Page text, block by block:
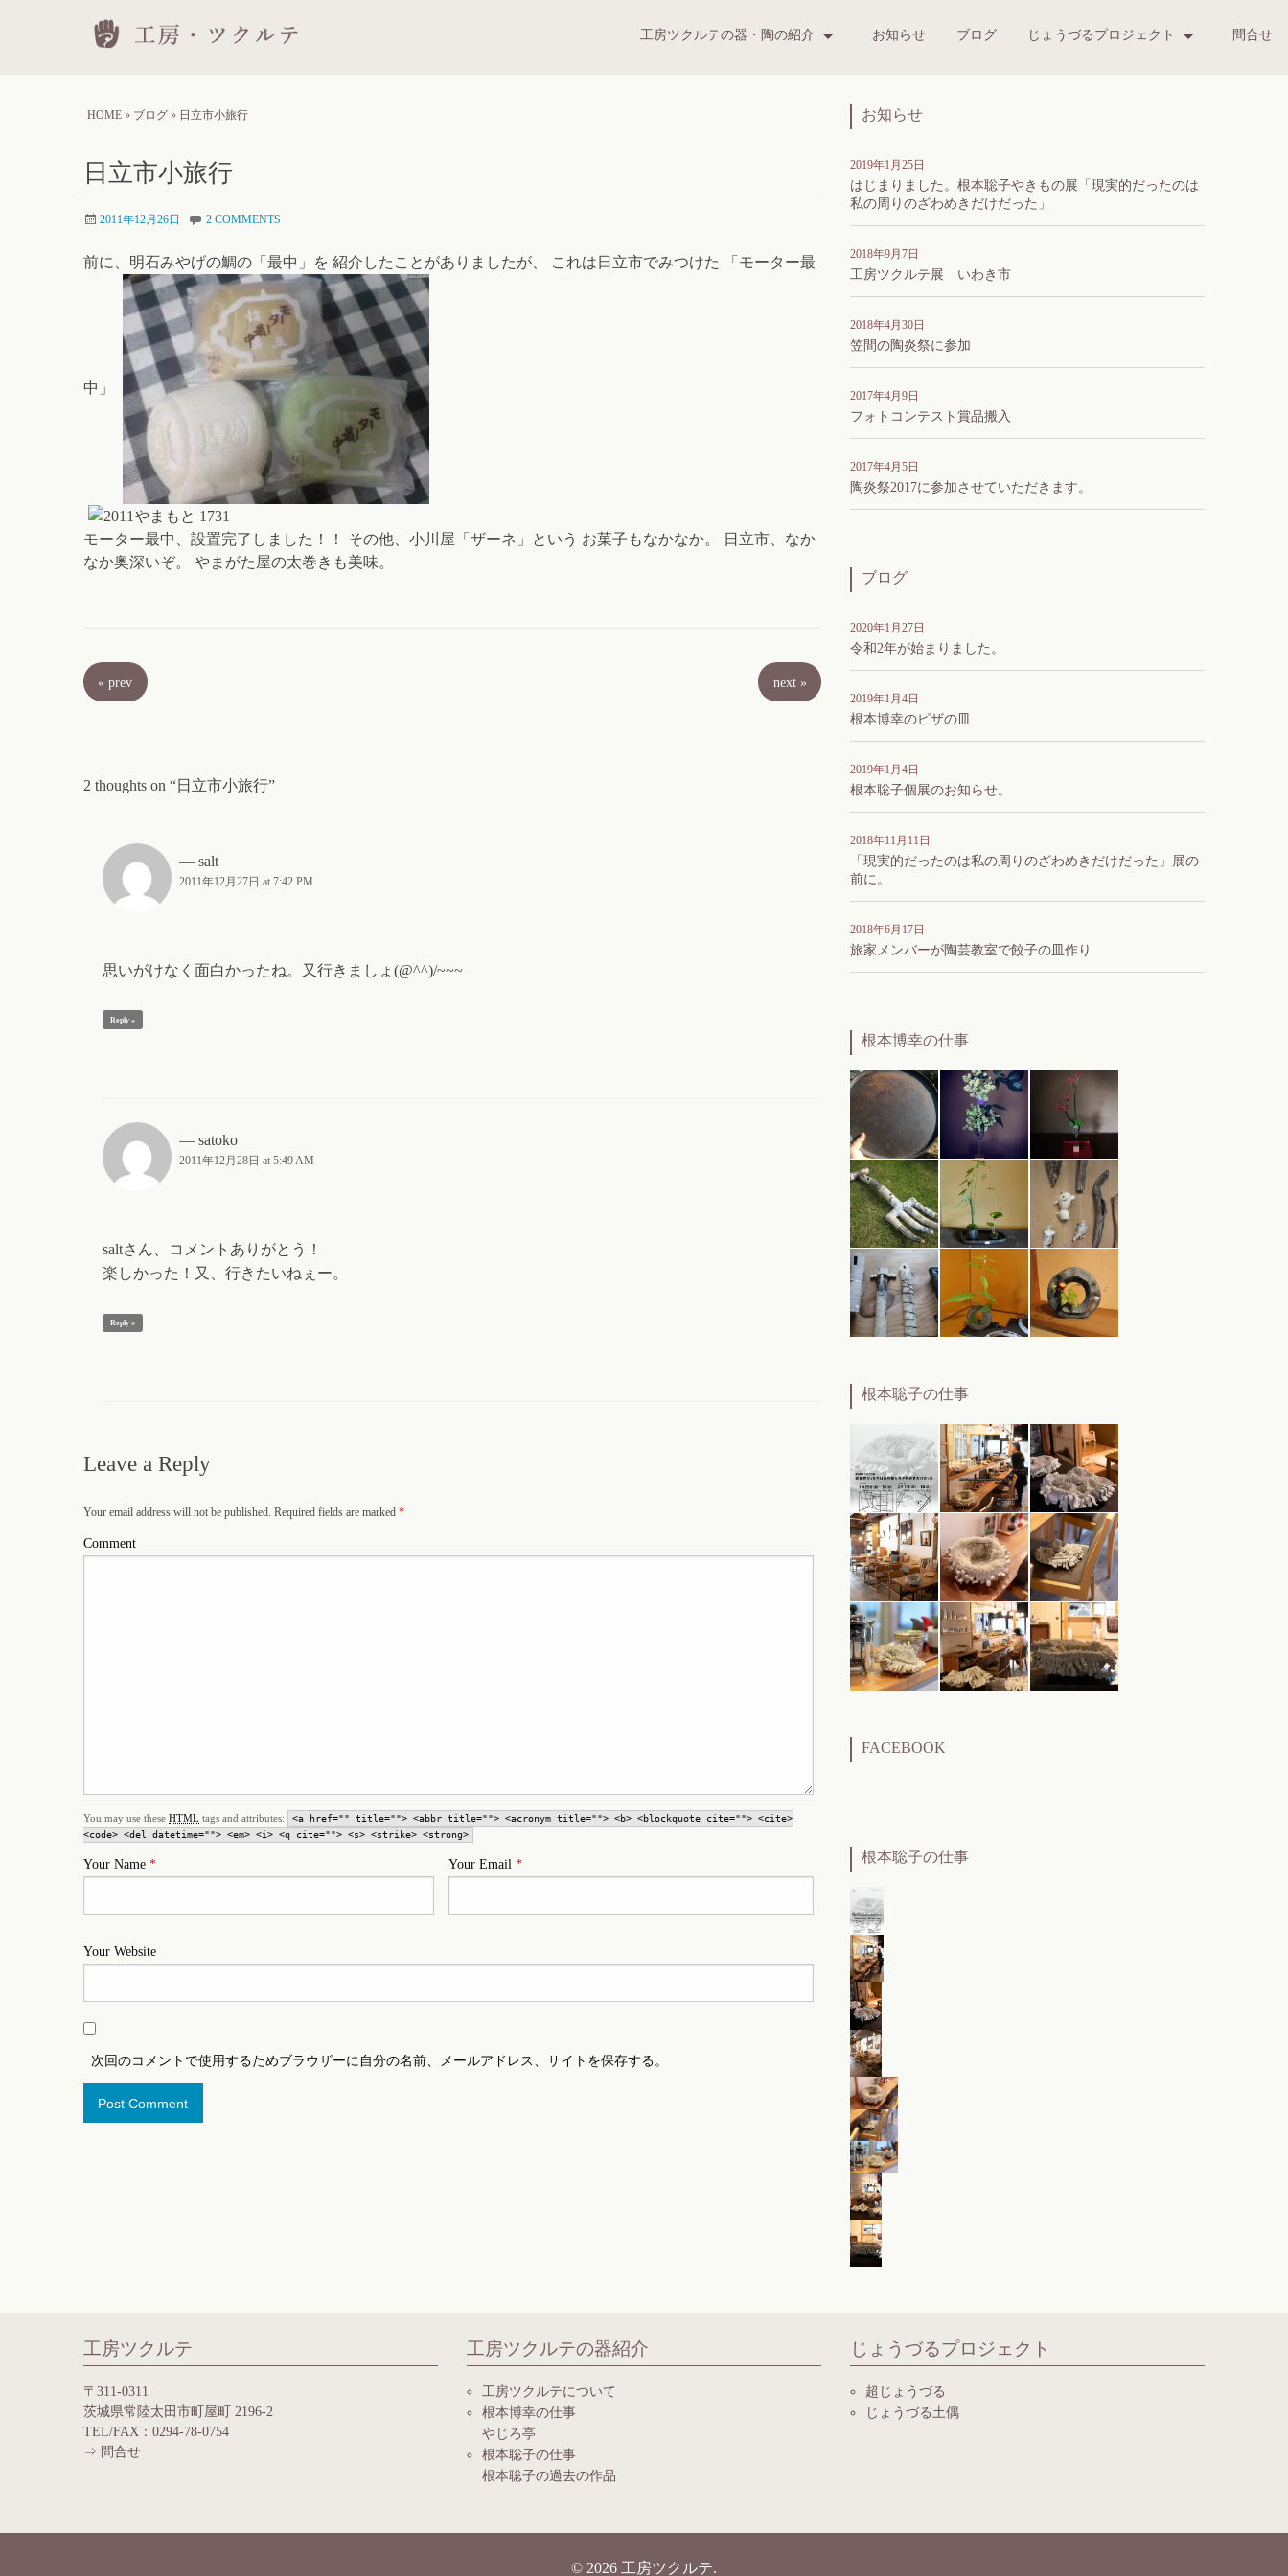
工房ツクルテの器・陶の紹介 お知らせ ブログ じょうづるプロジェクト 問合せ
HOME » ブログ » 日立市小旅行
日立市小旅行
2011年12月26日 2 COMMENTS
前に、明石みやげの鯛の「最中」を 紹介したことがありましたが、 これは日立市でみつけた 「モーター最
中」
モーター最中、設置完了しました！！ その他、小川屋「ザーネ」という お菓子もなかなか。 日立市、なか
なか奥深いぞ。 やまがた屋の太巻きも美味。
« prev next »
2 thoughts on “日立市小旅行”
salt
2011年12月27日 at 7:42 PM
思いがけなく面白かったね。又行きましょ(@^^)/~~~
Reply »
satoko
2011年12月28日 at 5:49 AM
saltさん、コメントありがとう！
楽しかった！又、行きたいねぇー。
Reply »
Leave a Reply
Your email address will not be published. Required fields are marked *
Comment
You may use these HTML tags and attributes:
<a href="" title=""> <abbr title=""> <acronym title=""> <b> <blockquote cite=""> <cite>
<code> <del datetime=""> <em> <i> <q cite=""> <s> <strike> <strong>
Your Name * Your Email*
Your Website
次回のコメントで使用するためブラウザーに自分の名前、メールアドレス、サイトを保存する。
お知らせ
2019年1月25日
はじまりました。根本聡子やきもの展「現実的だったのは
私の周りのざわめきだけだった」
2018年9月7日
工房ツクルテ展 いわき市
2018年4月30日
笠間の陶炎祭に参加
2017年4月9日
フォトコンテスト賞品搬入
2017年4月5日
陶炎祭2017に参加させていただきます。
ブログ
2020年1月27日
令和2年が始まりました。
2019年1月4日
根本博幸のピザの皿
2019年1月4日
根本聡子個展のお知らせ。
2018年11月11日
「現実的だったのは私の周りのざわめきだけだった」展の
前に。
2018年6月17日
旅家メンバーが陶芸教室で餃子の皿作り
根本博幸の仕事
根本聡子の仕事
FACEBOOK
根本聡子の仕事
工房ツクルテ
〒311-0311
茨城県常陸太田市町屋町 2196-2
TEL/FAX：0294-78-0754
⇒ 問合せ
工房ツクルテの器紹介
工房ツクルテについて
根本博幸の仕事
やじろ亭
根本聡子の仕事
根本聡子の過去の作品
じょうづるプロジェクト
超じょうづる
じょうづる土偶
© 2026 工房ツクルテ.